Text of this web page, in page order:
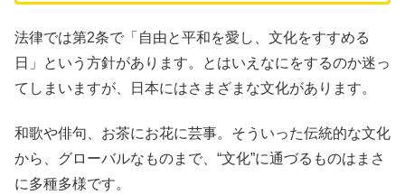
法律では第2条で「自由と平和を愛し、文化をすすめる
日」という方針があります。とはいえなにをするのか迷っ
てしまいますが、日本にはさまざまな文化があります。
和歌や俳句、お茶にお花に芸事。そういった伝統的な文化
から、グローバルなものまで、“文化”に通づるものはまさ
に多種多様です。